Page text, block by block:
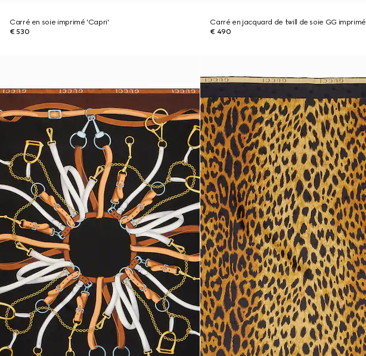
Carré en soie imprimé 'Capri'
€ 530
Carré en jacquard de twill de soie GG imprimé
€ 490